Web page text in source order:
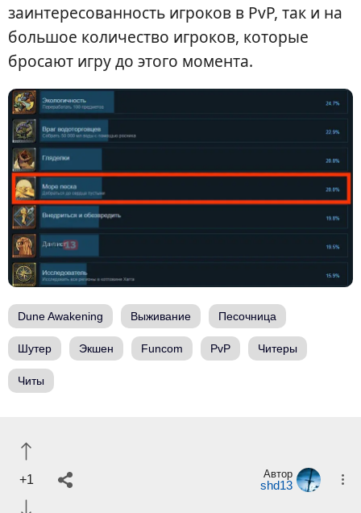
заинтересованность игроков в PvP, так и на
большое количество игроков, которые
бросают игру до этого момента.
Dune Awakening Выживание Песочница
Шутер Экшен Funcom PvP Читеры
Читы
+1 Автор
shd13